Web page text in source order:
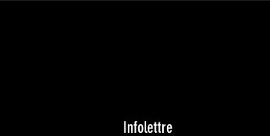
Infolettre